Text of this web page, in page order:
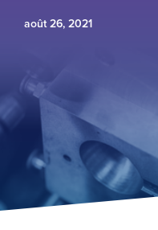
août 26, 2021